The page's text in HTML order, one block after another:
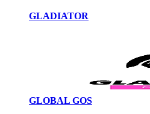
GLADIATOR
GLOBAL GOS